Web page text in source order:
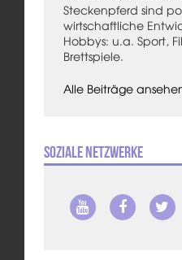
Steckenpferd sind
wirtschaftliche
Hobbys: u.a. Sport,
Brettspiele.
Alle Beiträge
Soziale Netzwerke